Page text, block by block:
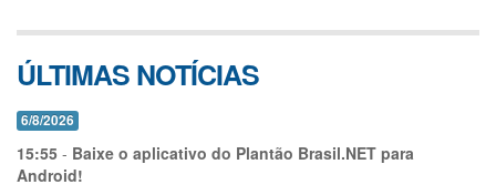
ÚLTIMAS NOTÍCIAS
6/8/2026
15:55 - Baixe o aplicativo do Plantão Brasil.NET para
Android!